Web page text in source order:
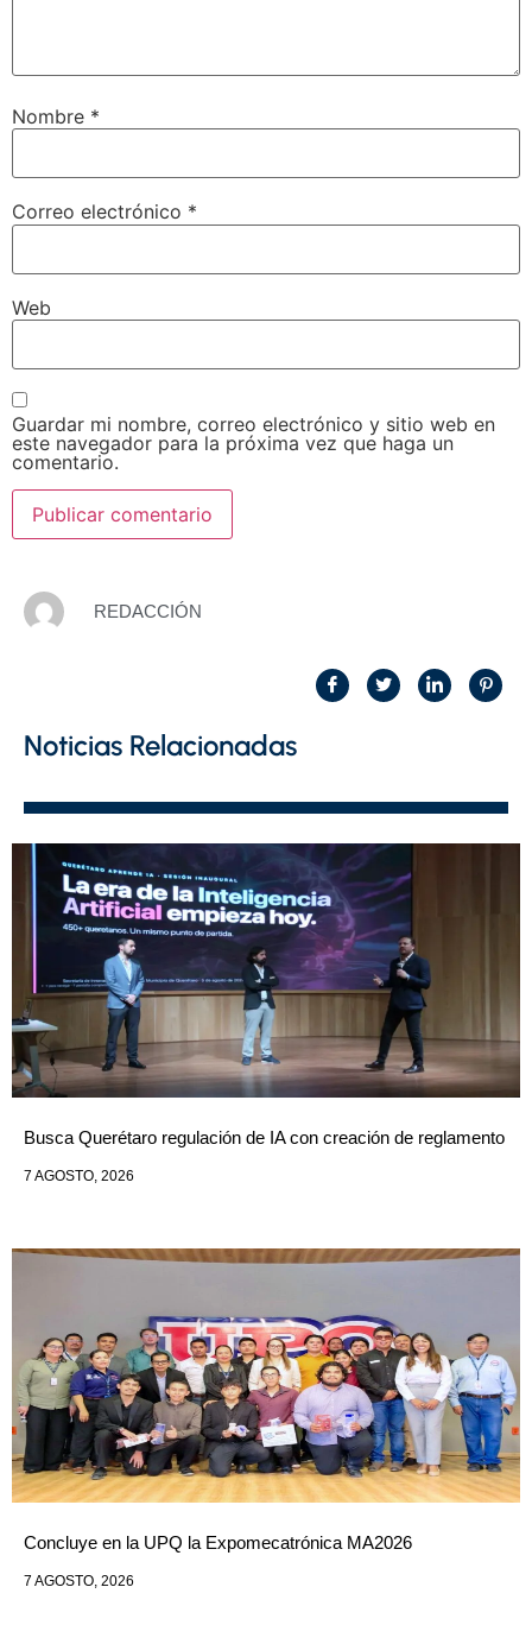
Nombre *
Correo electrónico *
Web
Guardar mi nombre, correo electrónico y sitio web en
este navegador para la próxima vez que haga un
comentario.
REDACCIÓN
Noticias Relacionadas
Busca Querétaro regulación de IA con creación de reglamento
7 AGOSTO, 2026
Concluye en la UPQ la Expomecatrónica MA2026
7 AGOSTO, 2026